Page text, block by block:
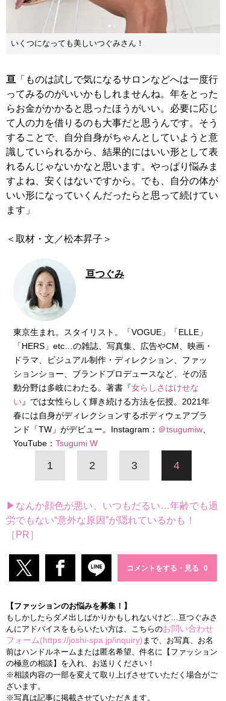
いくつになっても美しいつぐみさん！
亘 「ものは試しで気になるサロンなどへは一度行
ってみるのがいいかもしれませんね。年をとった
らお金がかかると思ったほうがいい。必要に応じ
て人の力を借りるのも大事だと思うんです。そう
することで、自分自身がちゃんとしていようと意
識していられるから、結果的にはいい形として表
れるんじゃないかなと思います。やっぱり悩みま
すよね、安くはないですから。でも、自分の体が
いい形になっていくんだったらと思って続けてい
ます」
＜取材・文／松本昇子＞
亘つぐみ
東京生まれ。スタイリスト。「VOGUE」「ELLE」
「HERS」etc…の雑誌、写真集、広告やCM、映画・
ドラマ、ビジュアル制作・ディレクション、ファッ
ションショー、ブランドプロデュースなど、その活
動分野は多岐にわたる。著書『女らしさはけせな
い』では女性らしく輝き続ける方法を伝授。2021年
春には自身がディレクションするボディウェアブラ
ンド「TW」がデビュー。Instagram： ＠tsugumiw
YouTube： Tsugumi W
1 2 3 4
▶なんか顔色が悪い、いつもだるい…年齢でも過
労でもない“意外な原因”が隠れているかも！
［PR］
コメントをする・見る
【ファッションのお悩みを募集！】
もしかしたらダメ出しばかりかもしれないけど…亘つぐみさ
んにアドバイスをもらいたい方は、こちらのお問い合わせ
フォーム(https://joshi-spa.jp/inquiry) まで、お写真、お名
前はハンドルネームまたは匿名希望、件名に【ファッション
の極意の相談】を入れ、お送りください！
※相談内容の一部を変えて取り上げさせていただく場合がご
ざいます。
※写真は記事に掲載させていただきます。